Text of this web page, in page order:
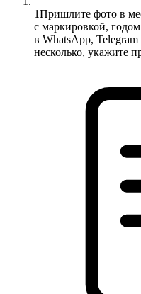
1Пришлите фото в
с маркировкой,
в WhatsApp,
несколько, укажите